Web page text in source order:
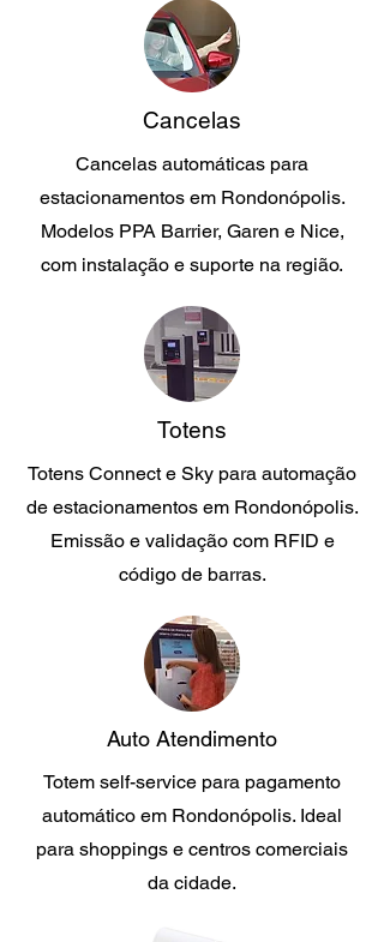
Cancelas
Cancelas automáticas para
estacionamentos em Rondonópolis.
Modelos PPA Barrier, Garen e Nice,
com instalação e suporte na região.
Totens
Totens Connect e Sky para automação
de estacionamentos em Rondonópolis.
Emissão e validação com RFID e
código de barras.
Auto Atendimento
Totem self-service para pagamento
automático em Rondonópolis. Ideal
para shoppings e centros comerciais
da cidade.